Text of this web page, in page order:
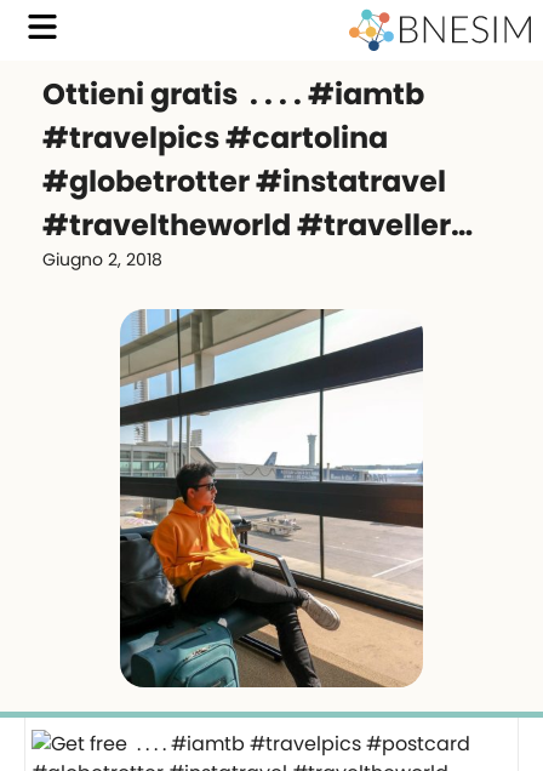
Ottieni gratis ️ . . . . #iamtb
#travelpics #cartolina
#globetrotter #instatravel
#traveltheworld #traveller…
Giugno 2, 2018